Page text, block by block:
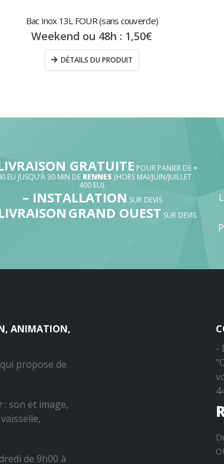
Bac Inox 13L FOUR (sans couvercle)
Weekend ou 48h : 1,50€
DÉTAILS DU PRODUIT
GRATUITE POUR PANIER DE +
EU JUSQU’À 30 MIN DE RENNES (HORS MAI/JUIN/JUILLET
400 EU).
– INSTALLATION SUR DEVIS
GRAND OUEST SUR DEVIS
ANIMATION,
qui propose de
: son et image,
de 9h00 à
-